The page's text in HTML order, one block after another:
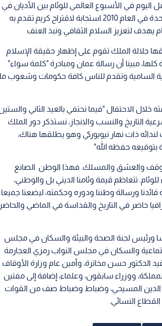
في الأسبوع العالمي للوئام بين الأديان في
هذا البلد الكريم نفتخر بأن هذا الأسبوع تم اعتماده في الأمم المتحدة في العام 2010 استجابة لاقتراح كريم تقدم به
يهدف لتعزيز السلام الثقافي ونبذ العنف
جلالة الملك تقوم على إظهار حقيقة الإسلام
مبينا أن رسالة عمان ومبادرة "كلمة سواء"
السامية وتقدم للناس كافة حكومات وشعوب ما
خلال الاحتفال "فيما نحتفي بالعيد الثاني
التاريخ والنسب والانجاز، نستذكر دور الملك
ذات نهار نيويوركي وهو يطلقها هناك،
حفظه الله"
والعشق والمسلك. فهذا الوطن الصانع
تتعاظم قيمة وئامنا الديني بل والوطني،
قائدنا ورسالة وطننا ودوره وحكمته، ليضعنا جميعا
حاضر في التاريخ والقداسة في الماضي والحاضر
ورئيس لجنة الصحة والبيئة والسكان في مجلس
والسكان في مجلس النواب رمزي العجارمة
الدكتور حسن مخاترة، وأمين عام وزارة الأوقاف
ووزراء سابقون، وعلماء، إضافة إلى مفتين
الدين المسيحي، وضباط وضباط صف من القوات
النسائي.